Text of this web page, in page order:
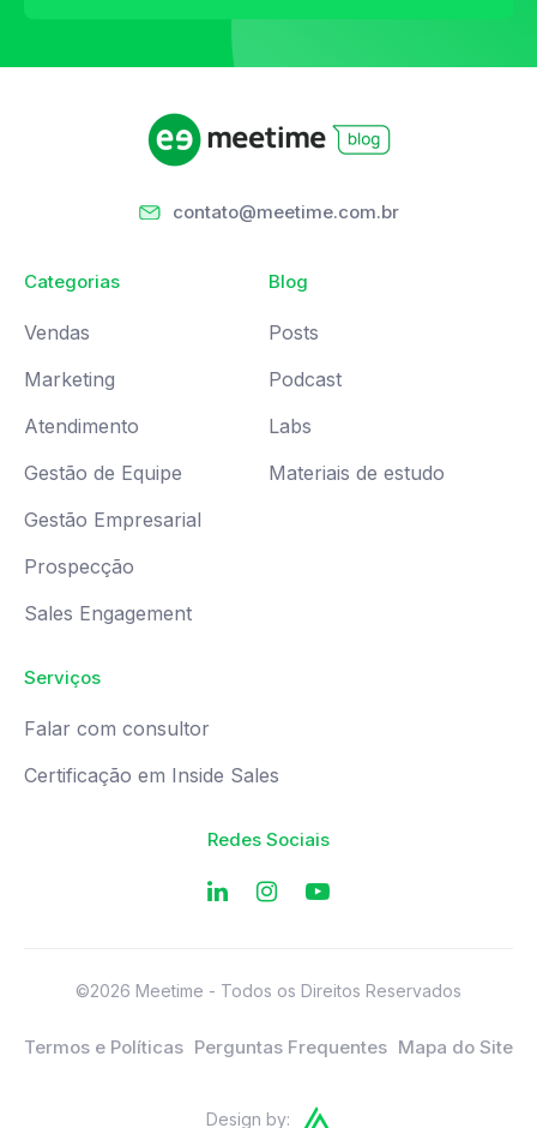
contato@meetime.com.br
Categorias
Vendas
Marketing
Atendimento
Gestão de Equipe
Gestão Empresarial
Prospecção
Sales Engagement
Blog
Posts
Podcast
Labs
Materiais de estudo
Serviços
Falar com consultor
Certificação em Inside Sales
Redes Sociais
©2026 Meetime - Todos os Direitos Reservados
Termos e Políticas Perguntas Frequentes Mapa do Site
Design by: